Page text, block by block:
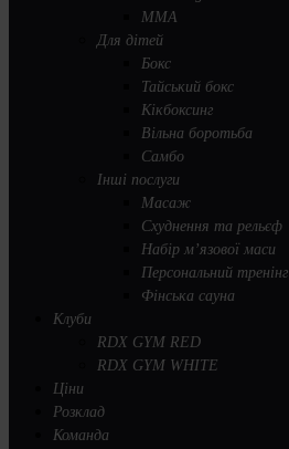
MMA
Для дітей
Бокс
Тайський бокс
Кікбоксинг
Вільна боротьба
Самбо
Інші послуги
Масаж
Схуднення та рельєф
Набір м’язової маси
Персональний тренінг
Фінська сауна
Клуби
RDX GYM RED
RDX GYM WHITE
Ціни
Розклад
Команда